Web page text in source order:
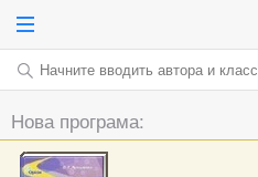
Начните вводить автора и класс
Нова програма: